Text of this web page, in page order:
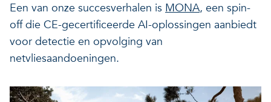
Een van onze succesverhalen is MONA, een spin-
off die CE-gecertificeerde AI-oplossingen aanbiedt
voor detectie en opvolging van
netvliesaandoeningen.